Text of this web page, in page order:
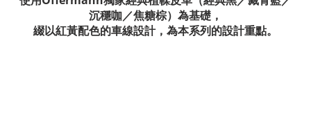
沉穩咖／焦糖棕）為基礎，
綴以紅黃配色的車線設計，為本系列的設計重點。